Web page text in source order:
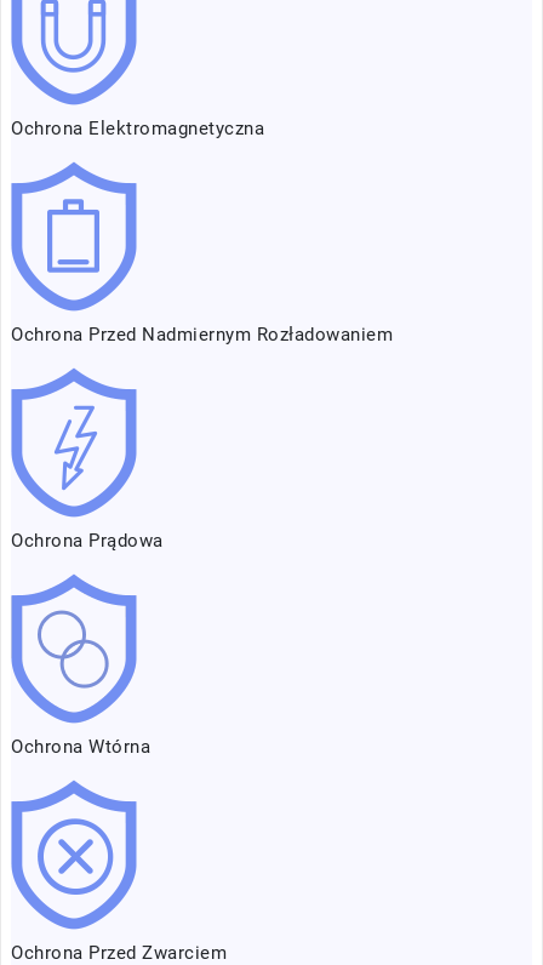
Ochrona Elektromagnetyczna
Ochrona Przed Nadmiernym Rozładowaniem
Ochrona Prądowa
Ochrona Wtórna
Ochrona Przed Zwarciem